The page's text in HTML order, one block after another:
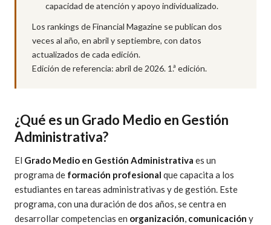
capacidad de atención y apoyo individualizado.
Los rankings de Financial Magazine se publican dos
veces al año, en abril y septiembre, con datos
actualizados de cada edición.
Edición de referencia: abril de 2026. 1.ª edición.
¿Qué es un Grado Medio en Gestión
Administrativa?
El Grado Medio en Gestión Administrativa es un
programa de formación profesional que capacita a los
estudiantes en tareas administrativas y de gestión. Este
programa, con una duración de dos años, se centra en
desarrollar competencias en organización, comunicación y